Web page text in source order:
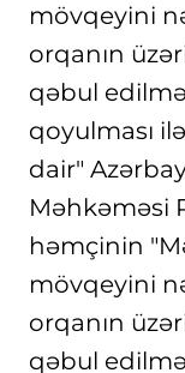
mövqeyini
orqanın
qəbul
qoyulması
dair"
Məhkəməsi
həmçinin
mövqeyini
orqanın
qəbul